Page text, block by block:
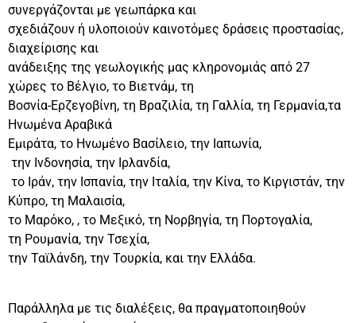
συνεργάζονται με γεωπάρκα και
σχεδιάζουν ή υλοποιούν καινοτόμες δράσεις προστασίας,
διαχείρισης και
ανάδειξης της γεωλογικής μας κληρονομιάς από 27
χώρες το Βέλγιο, το Βιετνάμ, τη
Βοσνία-Ερζεγοβίνη, τη Βραζιλία, τη Γαλλία, τη Γερμανία,τα
Ηνωμένα Αραβικά
Εμιράτα, το Ηνωμένο Βασίλειο, την Ιαπωνία,
την Ινδονησία, την Ιρλανδία,
το Ιράν, την Ισπανία, την Ιταλία, την Κίνα, το Κιργιστάν, την
Κύπρο, τη Μαλαισία,
το Μαρόκο, , το Μεξικό, τη Νορβηγία, τη Πορτογαλία,
τη Ρουμανία, την Τσεχία,
την Ταϊλάνδη, την Τουρκία, και την Ελλάδα.
Παράλληλα με τις διαλέξεις, θα πραγματοποιηθούν